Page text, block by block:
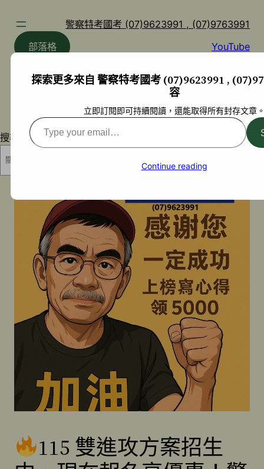
警察特考國考 (07)9623991 , (07)9763991
部落格
YouTube
搜尋
115 雙進攻方案招生
探索更多來自 警察特考國考 (07)9623991 ,
容
立即訂閱即可持續閱讀，還能取得所有封存文章
Type
your
Continue reading